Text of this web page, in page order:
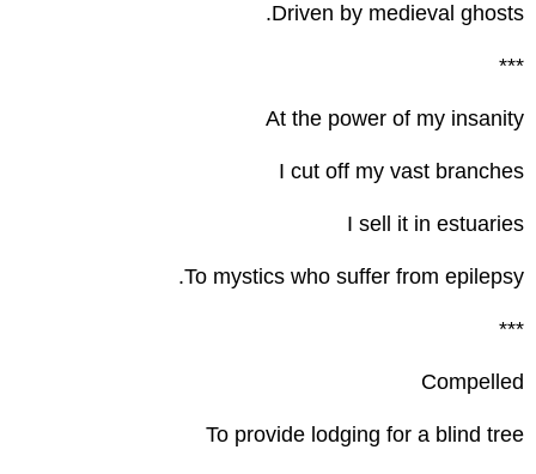
Driven by medieval ghosts.
***
At the power of my insanity
I cut off my vast branches
I sell it in estuaries
To mystics who suffer from epilepsy.
***
Compelled
To provide lodging for a blind tree